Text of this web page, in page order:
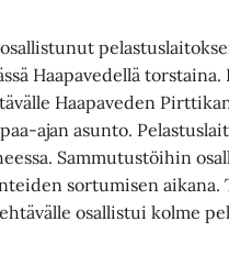
Haapavedellä
Haapaveden
ajan asunto.
Sammutustöihin
sortumisen
osallistui kolme